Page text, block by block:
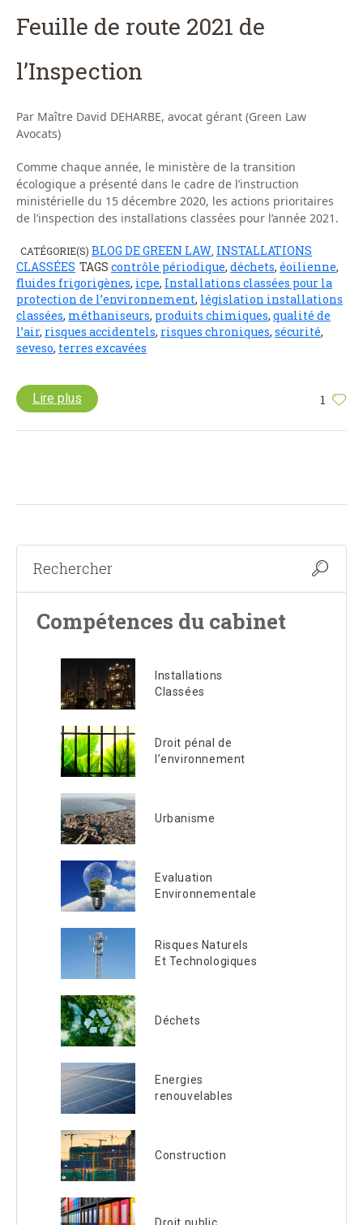
Feuille de route 2021 de
l’Inspection
Par Maître David DEHARBE, avocat gérant (Green Law
Avocats)
Comme chaque année, le ministère de la transition
écologique a présenté dans le cadre de l’instruction
ministérielle du 15 décembre 2020, les actions prioritaires
de l’inspection des installations classées pour l’année 2021.
CATÉGORIE(S) BLOG DE GREEN LAW INSTALLATIONS
CLASSÉES TAGS contrôle périodique, déchets, éoilienne,
fluides frigorigènes, icpe, Installations classées pour la
protection de l’environnement, législation installations
classées, méthaniseurs, produits chimiques, qualité de
l’air, risques accidentels, risques chroniques, sécurité,
seveso, terres excavées
1
Lire plus
Compétences du cabinet
Installations
Classées
Droit pénal de
l’environnement
Urbanisme
Evaluation
Environnementale
Risques Naturels
Et Technologiques
Déchets
Energies
renouvelables
Construction